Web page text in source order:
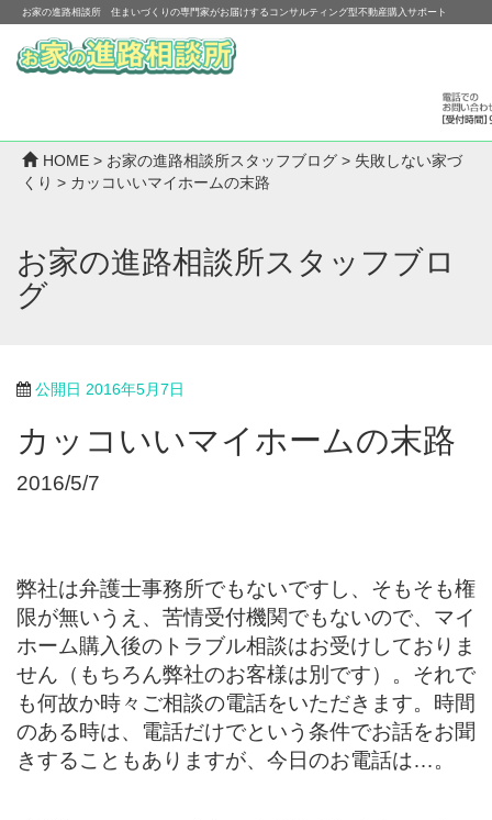
お家の進路相談所 住まいづくりの専門家がお届けするコンサルティング型不動産購入サポート
HOME > お家の進路相談所スタッフブログ > 失敗しない家づ
くり > カッコいいマイホームの末路
お家の進路相談所スタッフブロ
グ
公開日 2016年5月7日
カッコいいマイホームの末路
2016/5/7
弊社は弁護士事務所でもないですし、そもそも権
限が無いうえ、苦情受付機関でもないので、マイ
ホーム購入後のトラブル相談はお受けしておりま
せん（もちろん弊社のお客様は別です）。それで
も何故か時々ご相談の電話をいただきます。時間
のある時は、電話だけでという条件でお話をお聞
きすることもありますが、今日のお電話は…。